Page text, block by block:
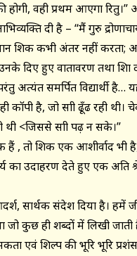
वही प्रथम आएगा रितु।”
दी है – “मैं गुरु
शिक्षक कभी अंतर नहीं करता;
दिए हुए वातावरण तथा शिक्षा
अत्यंत समर्पित विद्यार्थी
कॉपी है, जो साक्षी ढूँढ रही
<जिससे साक्षी पढ़ न सके।”
हैं , तो शिक्षक एक आशीर्वाद भी
का उदाहरण देते हुए एक
सार्थक संदेश दिया है। हमें
कुछ ही शब्दों में लिखी जाती
एवं शिल्प की भूरि भूरि